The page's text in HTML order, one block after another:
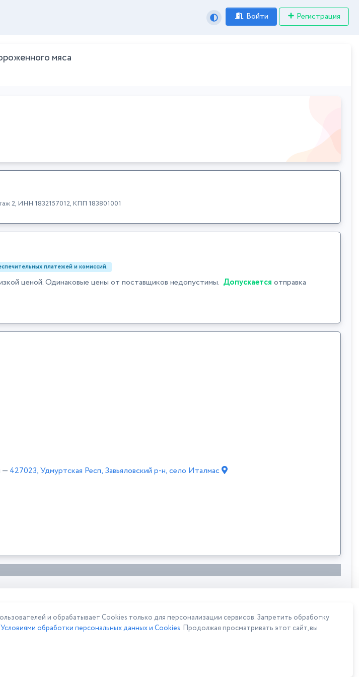
Войти Регистрация
мяса
2, ИНН 1832157012, КПП 183801001
платежей и комиссий.
ценой. Одинаковые цены от поставщиков недопустимы. Допускается отправка
— 427023, Удмуртская Респ, Завьяловский р-н, село Италмас
и обрабатывает Cookies только для персонализации сервисов. Запретить обработку
Условиями обработки персональных данных и Cookies. Продолжая просматривать этот сайт, вы